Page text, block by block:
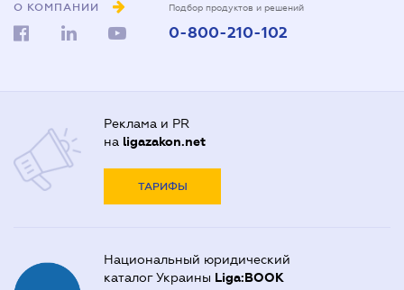
О КОМПАНИИ Подбор продуктов и решений
0-800-210-102
Реклама и PR
на ligazakon.net
ТАРИФЫ
Национальный юридический
каталог Украины Liga:BOOK